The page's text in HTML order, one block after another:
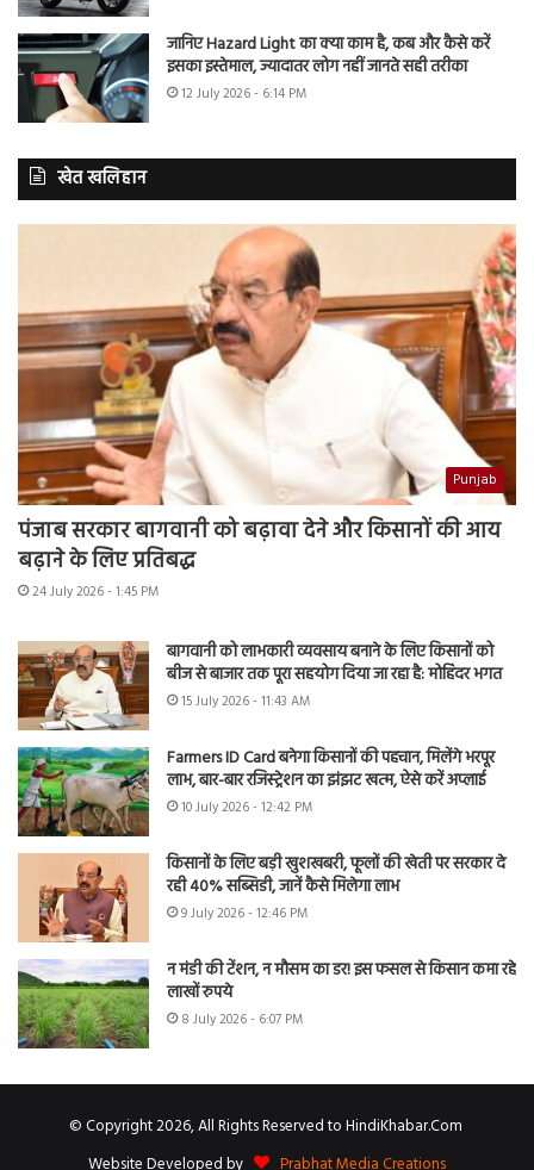
जानिए Hazard Light का क्या काम है, कब और कैसे करें
इसका इस्तेमाल, ज्यादातर लोग नहीं जानते सही तरीका
12 July 2026 - 6:14 PM
खेत खलिहान
Punjab
पंजाब सरकार बागवानी को बढ़ावा देने और किसानों की आय
बढ़ाने के लिए प्रतिबद्ध
24 July 2026 - 1:45 PM
बागवानी को लाभकारी व्यवसाय बनाने के लिए किसानों को
बीज से बाजार तक पूरा सहयोग दिया जा रहा है: मोहिंदर भगत
15 July 2026 - 11:43 AM
Farmers ID Card बनेगा किसानों की पहचान, मिलेंगे भरपूर
लाभ, बार-बार रजिस्ट्रेशन का झंझट खत्म, ऐसे करें अप्लाई
10 July 2026 - 12:42 PM
किसानों के लिए बड़ी खुशखबरी, फूलों की खेती पर सरकार दे
रही 40% सब्सिडी, जानें कैसे मिलेगा लाभ
9 July 2026 - 12:46 PM
न मंडी की टेंशन, न मौसम का डर! इस फसल से किसान कमा रहे
लाखों रुपये
8 July 2026 - 6:07 PM
© Copyright 2026, All Rights Reserved to HindiKhabar.Com
Website Developed by
Prabhat Media Creations